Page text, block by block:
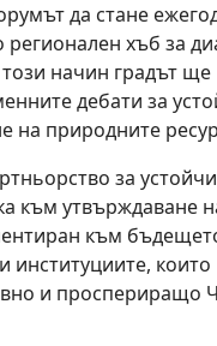
да стане
регионален хъб за
начин градът ще
дебати за
на природните
за
към утвърждаване
към
институциите, които
и проспериращо